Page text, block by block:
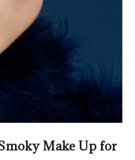
Make Up for